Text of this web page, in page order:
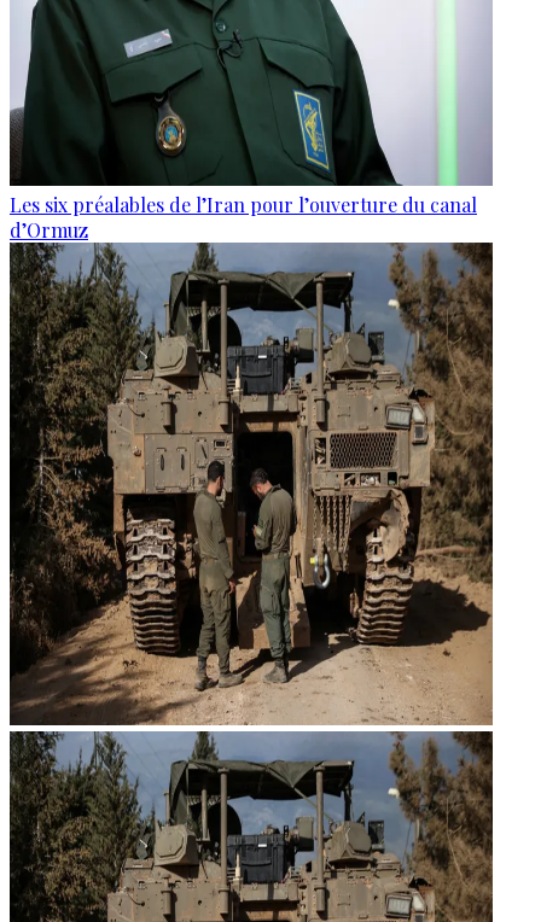
Les six préalables de l’Iran pour l’ouverture du canal
d’Ormuz